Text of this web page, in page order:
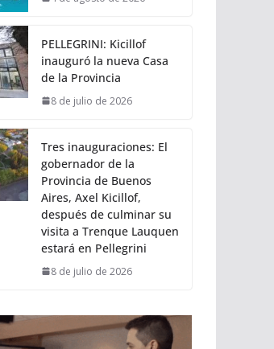
PELLEGRINI: Kicillof
inauguró la nueva Casa
de la Provincia
8 de julio de 2026
Tres inauguraciones: El
gobernador de la
Provincia de Buenos
Aires, Axel Kicillof,
después de culminar su
visita a Trenque Lauquen
estará en Pellegrini
8 de julio de 2026